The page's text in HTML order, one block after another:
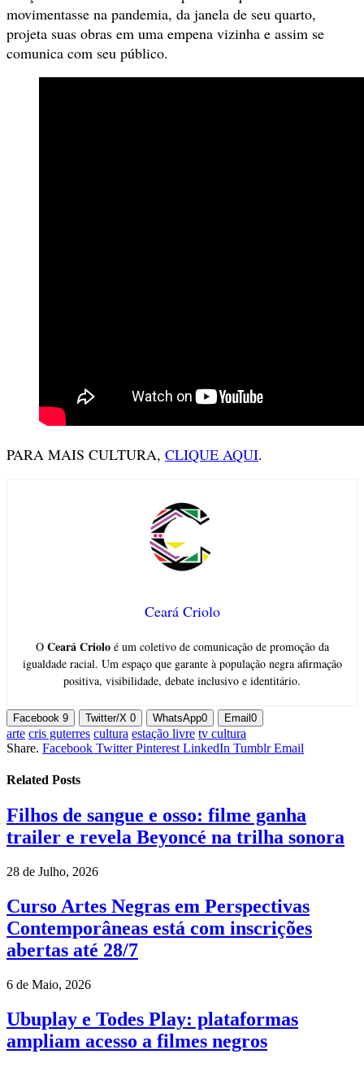
movimentasse na pandemia, da janela de seu quarto,
projeta suas obras em uma empena vizinha e assim se
comunica com seu público.
PARA MAIS CULTURA, CLIQUE AQUI.
Ceará Criolo
O Ceará Crioloé um coletivo de comunicação de promoção da
igualdade racial. Um espaço que garante à população negra afirmação
positiva, visibilidade, debate inclusivo e identitário.
Facebook 9 Twitter/X 0 WhatsApp0 Email 0
arte cris guterres cultura estação livre tv cultura
Share. Facebook Twitter Pinterest LinkedIn Tumblr Email
Related Posts
Filhos de sangue e osso: filme ganha
trailer e revela Beyoncé na trilha sonora
28 de Julho, 2026
Curso Artes Negras em Perspectivas
Contemporâneas está com inscrições
abertas até 28/7
6 de Maio, 2026
Ubuplay e Todes Play: plataformas
ampliam acesso a filmes negros